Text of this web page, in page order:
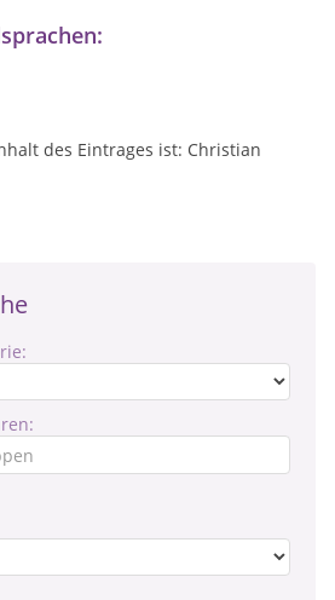
des Eintrages ist: Christian